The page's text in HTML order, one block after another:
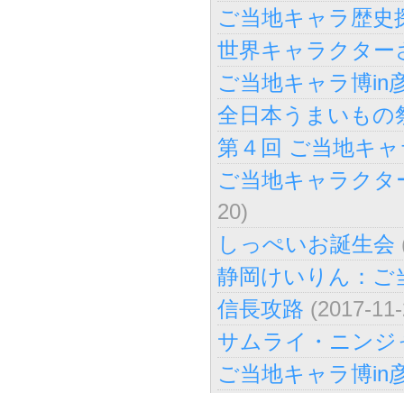
ご当地キャラ歴史
世界キャラクター
ご当地キャラ博in
全日本うまいもの
第４回 ご当地キ
ご当地キャラク
20)
しっぺいお誕生会
静岡けいりん：
信長攻路 (2017-
サムライ・ニン
ご当地キャラ博in